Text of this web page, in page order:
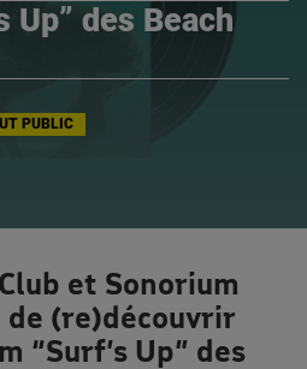
Up” des Beach
PUBLIC
et Sonorium
(re)découvrir
“Surf’s Up” des